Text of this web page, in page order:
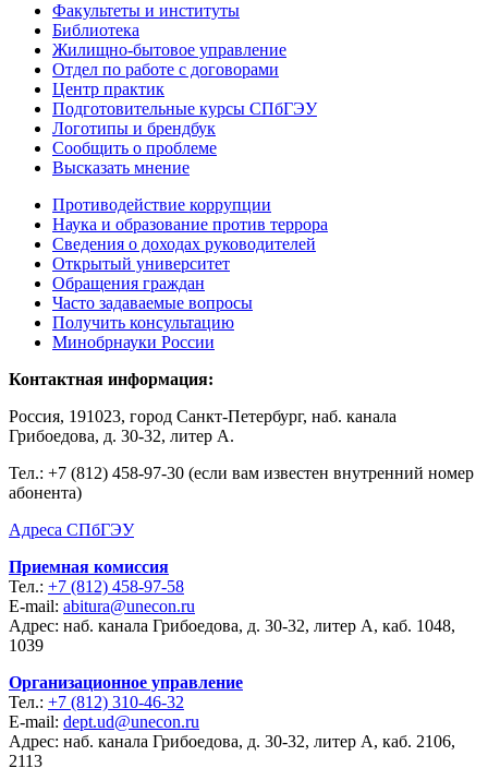
Факультеты и институты
Библиотека
Жилищно-бытовое управление
Отдел по работе с договорами
Центр практик
Подготовительные курсы СПбГЭУ
Логотипы и брендбук
Сообщить о проблеме
Высказать мнение
Противодействие коррупции
Наука и образование против террора
Сведения о доходах руководителей
Открытый университет
Обращения граждан
Часто задаваемые вопросы
Получить консультацию
Минобрнауки России
Контактная информация:
Россия, 191023, город Санкт-Петербург, наб. канала
Грибоедова, д. 30-32, литер А.
Тел.: +7 (812) 458-97-30 (если вам известен внутренний номер
абонента)
Адреса СПбГЭУ
Приемная комиссия
Тел.: +7 (812) 458-97-58
E-mail: abitura@unecon.ru
Адрес: наб. канала Грибоедова, д. 30-32, литер А, каб. 1048,
1039
Организационное управление
Тел.: +7 (812) 310-46-32
E-mail: dept.ud@unecon.ru
Адрес: наб. канала Грибоедова, д. 30-32, литер А, каб. 2106,
2113